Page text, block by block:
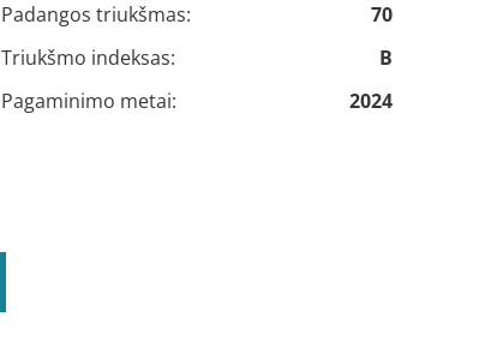
Padangos triukšmas:
70
Triukšmo indeksas:
B
Pagaminimo metai:
2024